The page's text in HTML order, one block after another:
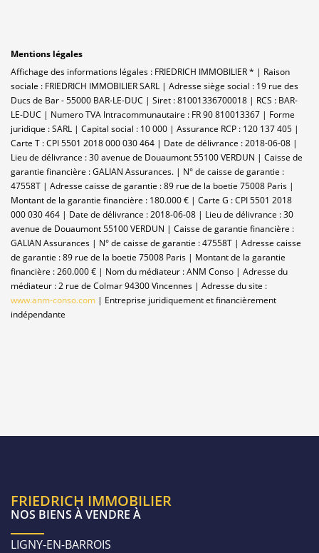
Mentions légales
Affichage des informations légales : FRIEDRICH IMMOBILIER * | Raison
sociale : FRIEDRICH IMMOBILIER SARL | Adresse siège social : 19 rue des
Ducs de Bar - 55000 BAR-LE-DUC | Siret : 81001336700018 | RCS : BAR-
LE-DUC | Numero TVA Intracommunautaire : FR 90 810013367 | Forme
juridique : SARL | Capital social : 10 000 | Assurance RCP : 120 137 405 |
Carte T : CPI 5501 2018 000 030 464 | Date de délivrance : 2018-06-08 |
Lieu de délivrance : 30 avenue de Douaumont 55100 VERDUN | Caisse de
garantie financière : GALIAN Assurances. | N° de caisse de garantie :
47558T | Adresse caisse de garantie : 89 rue de la boetie 75008 Paris |
Montant de la garantie financière : 180.000 € | Carte G : CPI 5501 2018
000 030 464 | Date de délivrance : 2018-06-08 | Lieu de délivrance : 30
avenue de Douaumont 55100 VERDUN | Caisse de garantie financière :
GALIAN Assurances | N° de caisse de garantie : 47558T | Adresse caisse
de garantie : 89 rue de la boetie 75008 Paris | Montant de la garantie
financière : 260.000 € | Nom du médiateur : ANM Conso | Adresse du
médiateur : 2 rue de Colmar 94300 Vincennes | Adresse du site :
www.anm-conso.com | Entreprise juridiquement et financièrement
indépendante
FRIEDRICH IMMOBILIER
NOS BIENS À VENDRE À
LIGNY-EN-BARROIS